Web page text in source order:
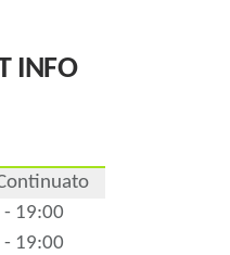
INFO
- 19:00
- 19:00